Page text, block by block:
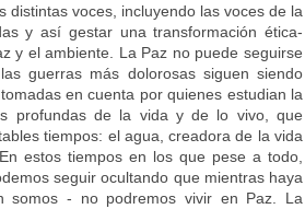
voces, incluyendo las voces de la
y así gestar una transformación ética-
y el ambiente. La Paz no puede seguirse
guerras más dolorosas siguen siendo
en cuenta por quienes estudian la
profundas de la vida y de lo vivo, que
tiempos: el agua, creadora de la vida
estos tiempos en los que pese a todo,
seguir ocultando que mientras haya
somos - no podremos vivir en Paz. La